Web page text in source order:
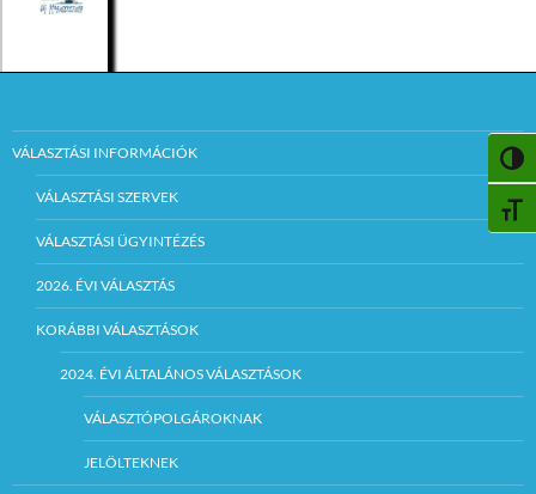
VÁLASZTÁSI INFORMÁCIÓK
VÁLASZTÁSI SZERVEK
VÁLASZTÁSI ÜGYINTÉZÉS
2026. ÉVI VÁLASZTÁS
KORÁBBI VÁLASZTÁSOK
2024. ÉVI ÁLTALÁNOS VÁLASZTÁSOK
VÁLASZTÓPOLGÁROKNAK
JELÖLTEKNEK